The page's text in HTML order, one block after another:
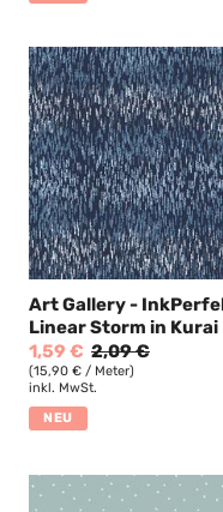
Art Gallery -
Linear Storm in Kurai
1,59 € 2,09 €
(15,90 € / Meter)
inkl. MwSt.
NEU